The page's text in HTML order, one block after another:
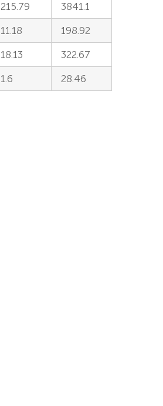
215.79 3841.1
11.18 198.92
18.13 322.67
1.6 28.46